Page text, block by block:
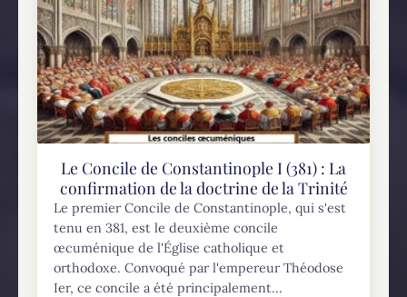
Le Concile de Constantinople I (381) : La
confirmation de la doctrine de la Trinité
Le premier Concile de Constantinople, qui s'est
tenu en 381, est le deuxième concile
œcuménique de l'Église catholique et
orthodoxe. Convoqué par l'empereur Théodose
Ier, ce concile a été principalement...